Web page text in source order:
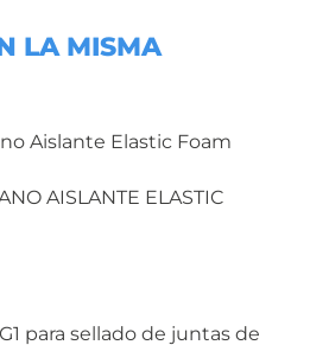
LA MISMA
AISLANTE ELASTIC